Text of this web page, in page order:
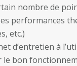
nombre de
performances
etc.)
d’entretien à
le bon